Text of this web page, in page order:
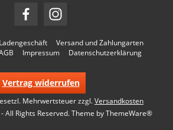
Versand und Zahlungarten
Impressum Datenschutzerklärung
Vertrag widerrufen
Mehrwertsteuer zzgl.Versandkosten
All Rights Reserved. Theme byThemeWare®